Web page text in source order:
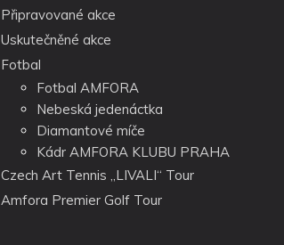
Připravované akce
Uskutečněné akce
Fotbal
Fotbal AMFORA
Nebeská jedenáctka
Diamantové míče
Kádr AMFORA KLUBU PRAHA
Czech Art Tennis „LIVALI“ Tour
Amfora Premier Golf Tour